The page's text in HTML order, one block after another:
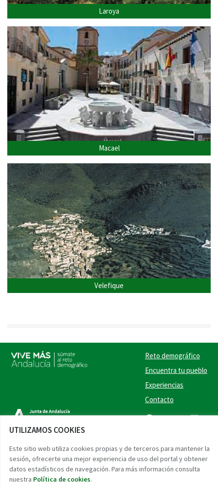
UTILIZAMOS COOKIES
Este sitio web utiliza cookies propias y de terceros para mantener la
sesión, ofrecerte una mejor experiencia de uso del portal y obtener
datos estadísticos de navegación. Para más información consulta
nuestra Política de cookies.
Laroya
Macael
Velefique
Reto demográfico
Encuentra tu pueblo
Experiencias
Contacto
Twitter
Facebook
Accesibilidad Aviso legal Protección de datos